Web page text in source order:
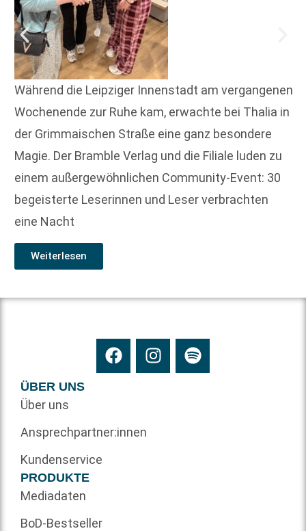
Während die Leipziger Innenstadt am vergangenen
Wochenende zur Ruhe kam, erwachte bei Thalia in
der Grimmaischen Straße eine ganz besondere
Magie. Der Bramble Verlag und die Filiale luden zu
einem außergewöhnlichen Community-Event: 30
begeisterte Leserinnen und Leser verbrachten
eine Nacht
Weiterlesen
ÜBER UNS
Über uns
Ansprechpartner:innen
Kundenservice
PRODUKTE
Mediadaten
BoD-Bestseller